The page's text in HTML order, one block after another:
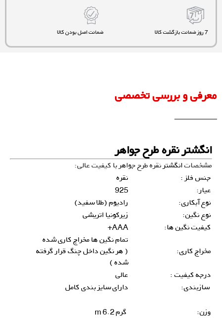
7 روز ضمانت بازگشت کالا ضمانت اصل بودن کالا
معرفی و بررسی تخصصی
انگشتر نقره طرح جواهر
مشخصاتانگشتر نقره طرح جواهر با کیفیت عالی:
جنس فلز :
نقره
عیار:
925
نوع آبکاری:
رادیوم (طلا سفید)
نوع نگین:
زیرکونیا اتریشی
کیفیت نگین ها:
AAA+
مخراج کاری:
تمام نگین ها مخراج کاری شده
( هر نگین داخل چنگ قرار گرفته
شده )
درجه کیفیت :
عالی
سازبندی:
دارای سایز بندی کامل
وزن:
گرم 6.2 m